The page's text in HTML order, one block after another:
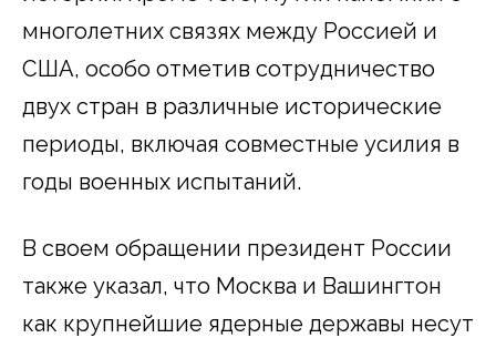
многолетних связях между Россией и
США, особо отметив сотрудничество
двух стран в различные исторические
периоды, включая совместные усилия в
годы военных испытаний.
В своем обращении президент России
также указал, что Москва и Вашингтон
как крупнейшие ядерные державы несут